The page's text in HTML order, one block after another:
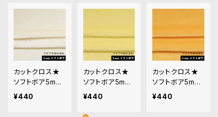
5cm
カットクロス★
ソフトボア5mm
(ホワイトチョコ)
¥440
カットクロス★
ソフトボア5mm
(レモンクリーム)
地 50cm × 45c
¥440
カットクロス★
ソフトボア5mm
(山吹色)LB026
¥440